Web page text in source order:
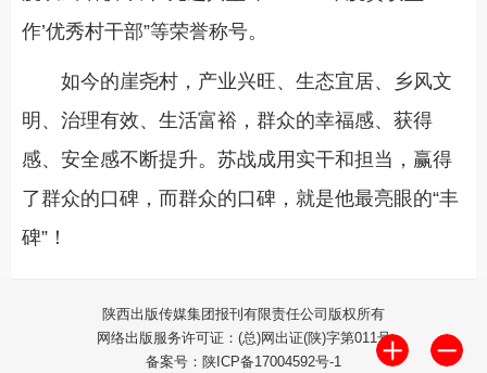
作’优秀村干部”等荣誉称号。
如今的崖尧村，产业兴旺、生态宜居、乡风文
明、治理有效、生活富裕，群众的幸福感、获得
感、安全感不断提升。苏战成用实干和担当，赢得
了群众的口碑，而群众的口碑，就是他最亮眼的“丰
碑”！
陕西出版传媒集团报刊有限责任公司版权所有
网络出版服务许可证：(总)网出证(陕)字第011号
备案号：陕ICP备17004592号-1